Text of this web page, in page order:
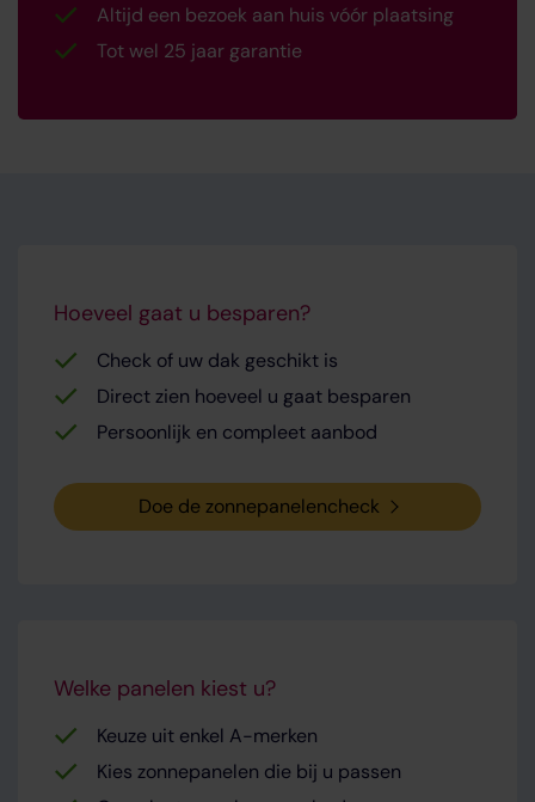
Altijd een bezoek aan huis vóór plaatsing
Tot wel 25 jaar garantie
Hoeveel gaat u besparen?
Check of uw dak geschikt is
Direct zien hoeveel u gaat besparen
Persoonlijk en compleet aanbod
Doe de zonnepanelencheck
Welke panelen kiest u?
Keuze uit enkel A-merken
Kies zonnepanelen die bij u passen